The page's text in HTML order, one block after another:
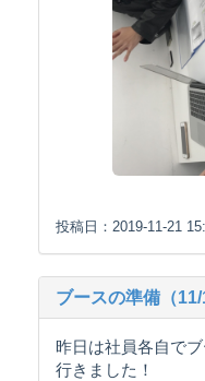
投稿日：2019-11-21
ブースの準備（11/
昨日は社員各自で
行きました！